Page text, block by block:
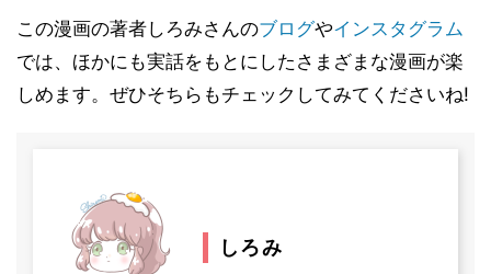
この漫画の著者しろみさんのブログやインスタグラム
では、ほかにも実話をもとにしたさまざまな漫画が楽
しめます。ぜひそちらもチェックしてみてくださいね!
しろみ